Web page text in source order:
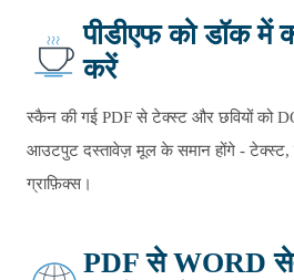
पीडीएफ को डॉक में
करें
स्कैन की गई PDF से टेक्स्ट और छवियों को
आउटपुट दस्तावेज़ मूल के समान होंगे - टेक्स्ट,
ग्राफ़िक्स।
PDF से WORD